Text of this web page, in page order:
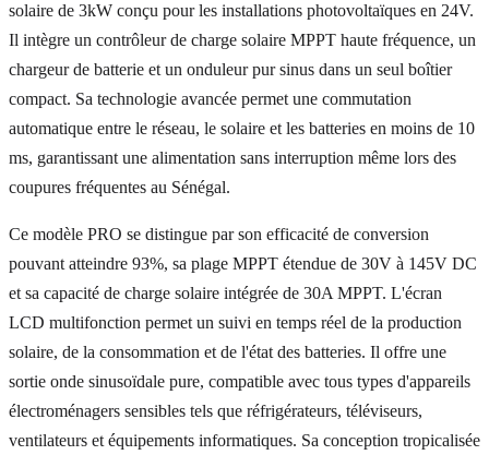
solaire de 3kW conçu pour les installations photovoltaïques en 24V.
Il intègre un contrôleur de charge solaire MPPT haute fréquence, un
chargeur de batterie et un onduleur pur sinus dans un seul boîtier
compact. Sa technologie avancée permet une commutation
automatique entre le réseau, le solaire et les batteries en moins de 10
ms, garantissant une alimentation sans interruption même lors des
coupures fréquentes au Sénégal.
Ce modèle PRO se distingue par son efficacité de conversion
pouvant atteindre 93%, sa plage MPPT étendue de 30V à 145V DC
et sa capacité de charge solaire intégrée de 30A MPPT. L'écran
LCD multifonction permet un suivi en temps réel de la production
solaire, de la consommation et de l'état des batteries. Il offre une
sortie onde sinusoïdale pure, compatible avec tous types d'appareils
électroménagers sensibles tels que réfrigérateurs, téléviseurs,
ventilateurs et équipements informatiques. Sa conception tropicalisée